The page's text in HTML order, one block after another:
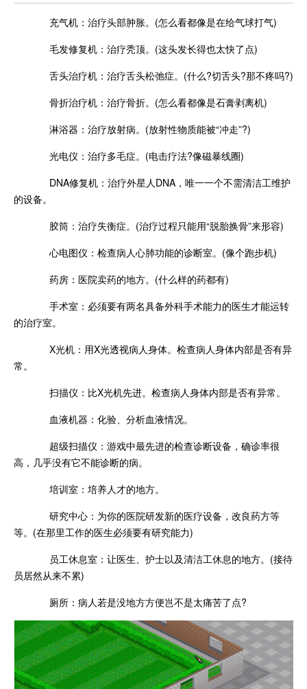
充气机：治疗头部肿胀。(怎么看都像是在给气球打气)
毛发修复机：治疗秃顶。(这头发长得也太快了点)
舌头治疗机：治疗舌头松弛症。(什么?切舌头?那不疼吗?)
骨折治疗机：治疗骨折。(怎么看都像是石膏剥离机)
淋浴器：治疗放射病。(放射性物质能被“冲走”?)
光电仪：治疗多毛症。(电击疗法?像磁暴线圈)
DNA修复机：治疗外星人DNA，唯一一个不需清洁工维护
的设备。
胶筒：治疗失衡症。(治疗过程只能用“脱胎换骨”来形容)
心电图仪：检查病人心肺功能的诊断室。(像个跑步机)
药房：医院卖药的地方。(什么样的药都有)
手术室：必须要有两名具备外科手术能力的医生才能运转
的治疗室。
X光机：用X光透视病人身体。检查病人身体内部是否有异
常。
扫描仪：比X光机先进。检查病人身体内部是否有异常。
血液机器：化验、分析血液情况。
超级扫描仪：游戏中最先进的检查诊断设备，确诊率很
高，几乎没有它不能诊断的病。
培训室：培养人才的地方。
研究中心：为你的医院研发新的医疗设备，改良药方等
等。(在那里工作的医生必须要有研究能力)
员工休息室：让医生、护士以及清洁工休息的地方。(接待
员居然从来不累)
厕所：病人若是没地方方便岂不是太痛苦了点?